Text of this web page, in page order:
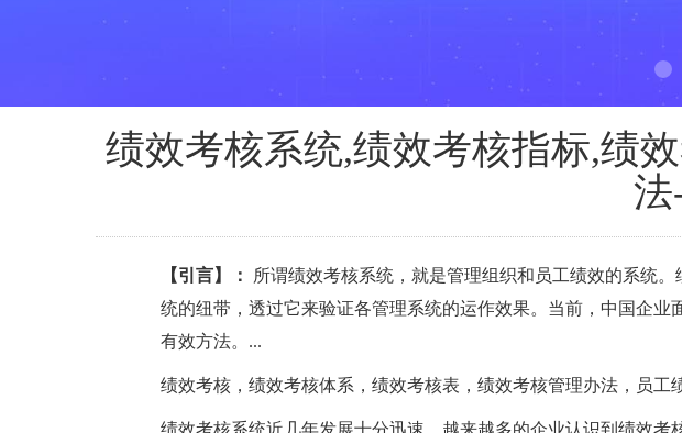
绩效考核系统,绩效考核指标,绩
法
【引言】：
所谓绩效考核系统，就是管理组织和员工绩效的系统
统的纽带，透过它来验证各管理系统的运作效果。当前，中国企
有效方法。...
绩效考核，绩效考核体系，绩效考核表，绩效考核管理办法，员工
绩效考核系统近几年发展十分迅速，越来越多的企业认识到绩效